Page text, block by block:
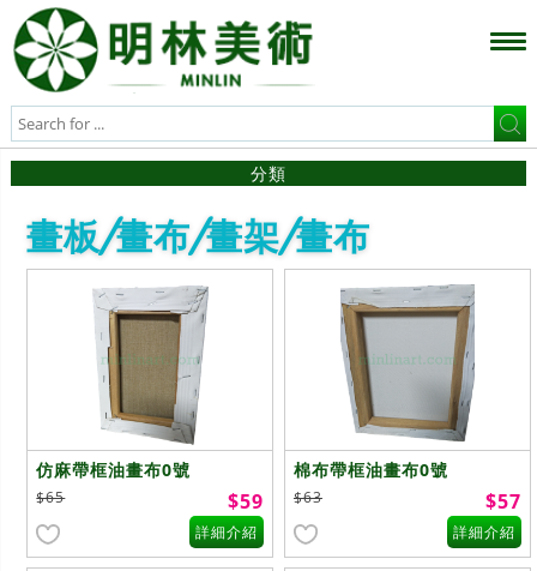
分類
畫板/畫布/畫架/畫布
仿麻帶框油畫布0號
$65 $59
詳細介紹
棉布帶框油畫布0號
$63 $57
詳細介紹